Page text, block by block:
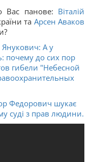
Вас панове: Віталій
та Арсен Аваков
А у
почему до сих пор
гибели "Небесной
Федорович шукає
суді з прав людини.